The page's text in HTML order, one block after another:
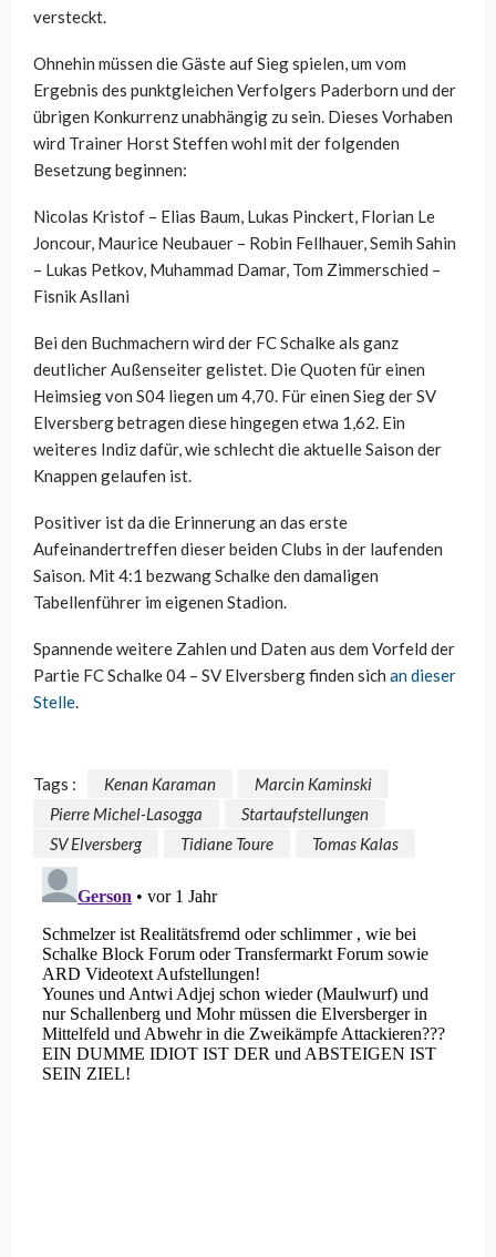
versteckt.
Ohnehin müssen die Gäste auf Sieg spielen, um vom
Ergebnis des punktgleichen Verfolgers Paderborn und der
übrigen Konkurrenz unabhängig zu sein. Dieses Vorhaben
wird Trainer Horst Steffen wohl mit der folgenden
Besetzung beginnen:
Nicolas Kristof – Elias Baum, Lukas Pinckert, Florian Le
Joncour, Maurice Neubauer – Robin Fellhauer, Semih Sahin
– Lukas Petkov, Muhammad Damar, Tom Zimmerschied –
Fisnik Asllani
Bei den Buchmachern wird der FC Schalke als ganz
deutlicher Außenseiter gelistet. Die Quoten für einen
Heimsieg von S04 liegen um 4,70. Für einen Sieg der SV
Elversberg betragen diese hingegen etwa 1,62. Ein
weiteres Indiz dafür, wie schlecht die aktuelle Saison der
Knappen gelaufen ist.
Positiver ist da die Erinnerung an das erste
Aufeinandertreffen dieser beiden Clubs in der laufenden
Saison. Mit 4:1 bezwang Schalke den damaligen
Tabellenführer im eigenen Stadion.
Spannende weitere Zahlen und Daten aus dem Vorfeld der
Partie FC Schalke 04 – SV Elversberg finden sich an dieser
Stelle
Tags : Kenan Karaman
Marcin Kaminski
Pierre Michel-Lasogga
Startaufstellungen
SV Elversberg
Tidiane Toure Tomas Kalas